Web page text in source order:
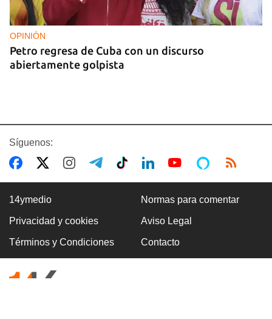
OPINIÓN
Petro regresa de Cuba con un discurso
abiertamente golpista
14YMEDIO
Edición impresa del 7 de agosto de 2026
Síguenos:
14ymedio Normas para comentar
Privacidad y cookies Aviso Legal
Términos y Condiciones Contacto